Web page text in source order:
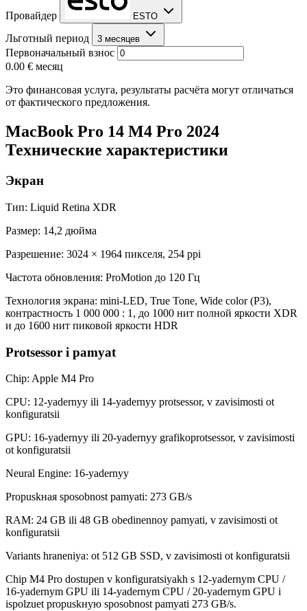
Провайдер ESTO
Льготный период 3 месяцев
Первоначальный взнос
0.00 € месяц
Это финансовая услуга, результаты расчёта могут отличаться
от фактического предложения.
MacBook Pro 14 M4 Pro 2024
Технические характеристики
Экран
Тип: Liquid Retina XDR
Размер: 14,2 дюйма
Разрешение: 3024 × 1964 пикселя, 254 ppi
Частота обновления: ProMotion до 120 Гц
Технология экрана: mini-LED, True Tone, Wide color (P3),
контрастность 1 000 000 : 1, до 1000 нит полной яркости XDR
и до 1600 нит пиковой яркости HDR
Protsessor i pamyat
Chip: Apple M4 Pro
CPU: 12-yadernyy ili 14-yadernyy protsessor, v zavisimosti ot
konfiguratsii
GPU: 16-yadernyy ili 20-yadernyy grafikoprotsessor, v zavisimosti
ot konfiguratsii
Neural Engine: 16-yadernyy
Propuskная sposobnost pamyati: 273 GB/s
RAM: 24 GB ili 48 GB obedinennoy pamyati, v zavisimosti ot
konfiguratsii
Variants hraneniya: ot 512 GB SSD, v zavisimosti ot konfiguratsii
Chip M4 Pro dostupen v konfiguratsiyakh s 12-yadernym CPU /
16-yadernym GPU ili 14-yadernym CPU / 20-yadernym GPU i
ispolzuet propuskную sposobnost pamyati 273 GB/s.